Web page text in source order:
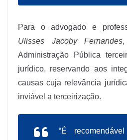
Para o advogado e
Ulisses Jacoby Fernandes
Administração Pública
jurídico, reservando aos
causas cuja relevância
inviável a terceirização.
“É